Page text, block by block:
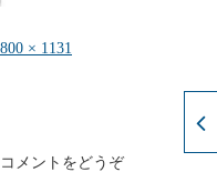
フ
800 × 1131
コメントをどうぞ